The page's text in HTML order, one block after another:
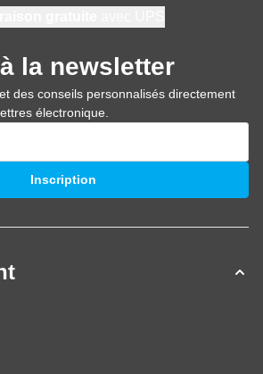
la newsletter
des conseils personnalisés directement
électronique.
Inscription